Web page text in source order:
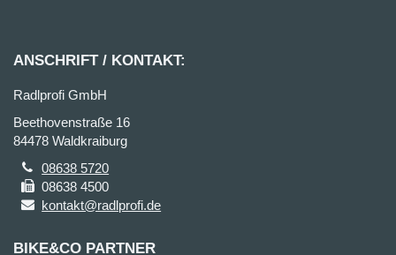
ANSCHRIFT / KONTAKT:
Radlprofi GmbH
Beethovenstraße 16
84478 Waldkraiburg
08638 5720
08638 4500
kontakt@radlprofi.de
BIKE&CO PARTNER